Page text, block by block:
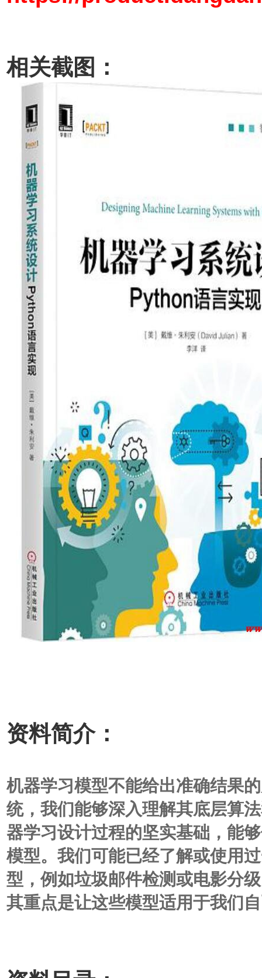
相关截图：
资料简介：
机器学习模型不能给出准确结果
统，我们能够深入理解其底层算
器学习设计过程的坚实基础，能
模型。我们可能已经了解或使用
型，例如垃圾邮件检测或电影分
其重点是让这些模型适用于我们